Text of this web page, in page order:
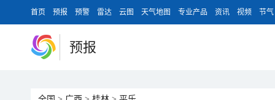
首页 预报 预警 雷达 云图 天气地图 专业产品 资讯 视频 节气
预报